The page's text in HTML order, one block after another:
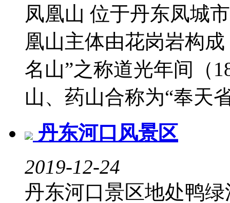
凤凰山 位于丹东凤城
凰山主体由花岗岩构
名山”之称道光年间（
山、药山合称为“奉天
丹东河口风景区
2019-12-24
丹东河口景区地处鸭